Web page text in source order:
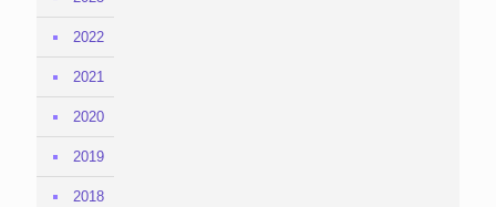
2022
2021
2020
2019
2018